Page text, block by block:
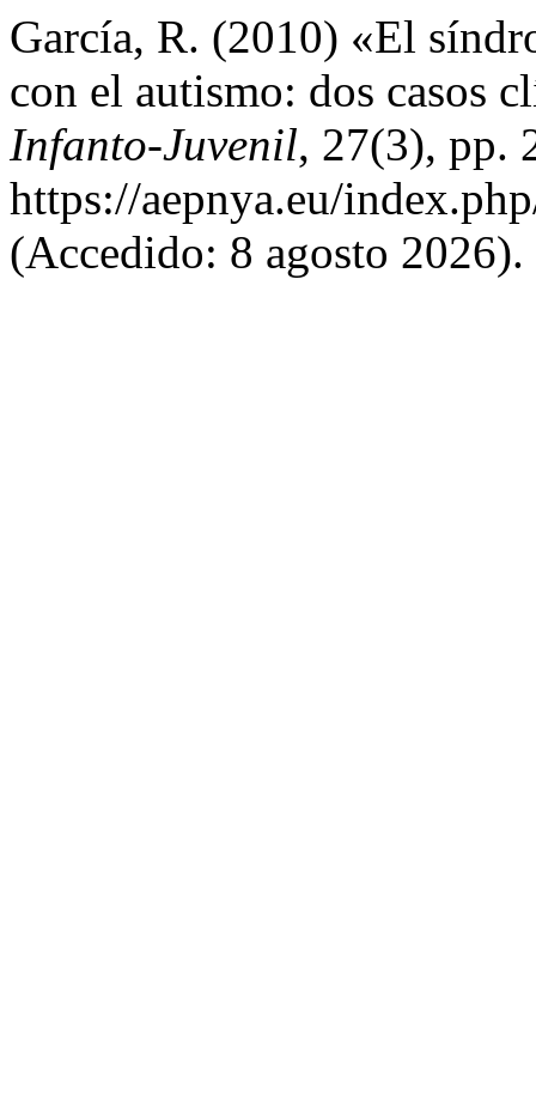
García, R. (2010) «El
con el autismo: dos casos
Infanto-Juvenil, 27(3), pp.
https://aepnya.eu/
(Accedido: 8 agosto 2026).